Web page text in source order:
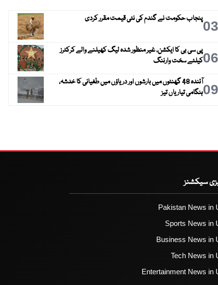
03پنجاب حکومت نے گندم کی نئی قیمت مقرر کردی
06پی سی بی کا ایکشن، غیر منظور شدہ لیگ کھیلنے والے کرکٹرز
کیلئے سخت وارننگ
09
آئندہ 48 گھنٹوں میں بارشوں اور دریاؤں میں طغیانی کا خدشہ،
ہنگامی تیاریاں تیز
سیکشنز
Pakistan News in
Sports News in
Business News in
Tech News in
Entertainment News in